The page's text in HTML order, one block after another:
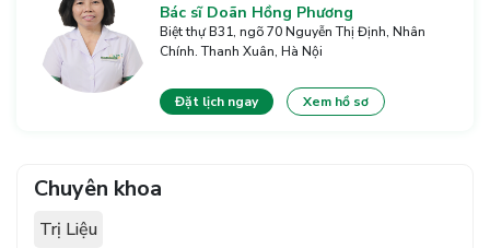
Bác sĩ Doãn Hồng Phương
Biệt thự B31, ngõ 70 Nguyễn Thị Định, Nhân
Chính. Thanh Xuân, Hà Nội
Đặt lịch ngay Xem hồ sơ
Chuyên khoa
Trị Liệu